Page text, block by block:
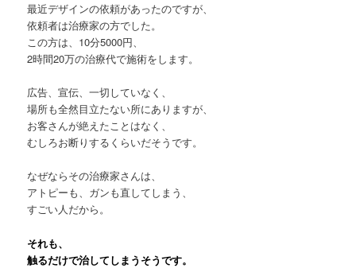
最近デザインの依頼があったのですが、
依頼者は治療家の方でした。
この方は、10分5000円、
2時間20万の治療代で施術をします。
広告、宣伝、一切していなく、
場所も全然目立たない所にありますが、
お客さんが絶えたことはなく、
むしろお断りするくらいだそうです。
なぜならその治療家さんは、
アトピーも、ガンも直してしまう、
すごい人だから。
それも、
触るだけで治してしまうそうです。